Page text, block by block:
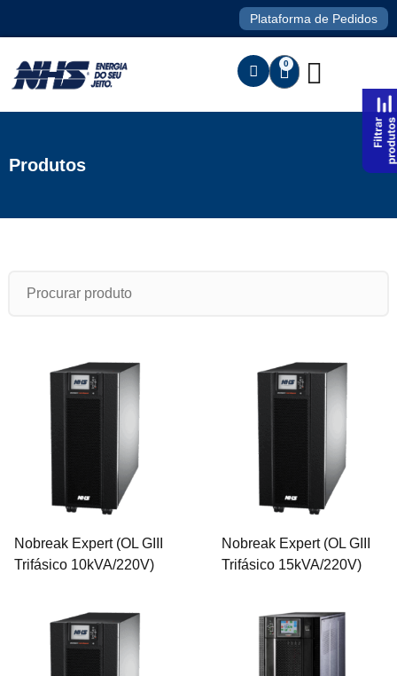
Plataforma de Pedidos
0
Produtos
Nobreak Expert (OL GIII
Trifásico 10kVA/220V)
Nobreak Expert (OL GIII
Trifásico 15kVA/220V)